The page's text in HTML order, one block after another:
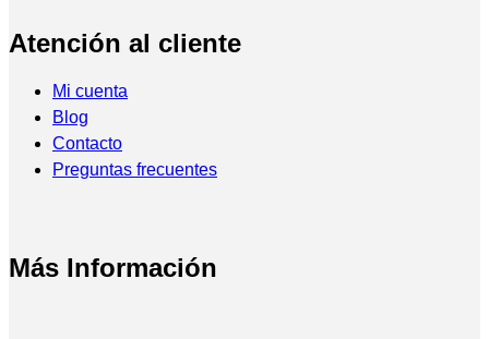
Atención al cliente
Mi cuenta
Blog
Contacto
Preguntas frecuentes
Más Información